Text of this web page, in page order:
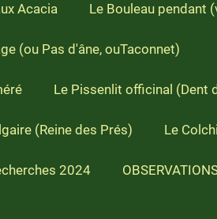
Acacia Le Bouleau pendant
(ou Pas d'âne, ouTaconnet)
Le Pissenlit officinal (Dent
(Reine des Prés) Le
2024